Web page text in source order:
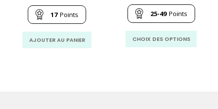
initial
était :
227.00
MAD.
17 Points
AJOUTER AU PANIER
prix :
250.00
MAD
à
499.00
MAD
25-49 Points
CHOIX DES OPTIONS
produit